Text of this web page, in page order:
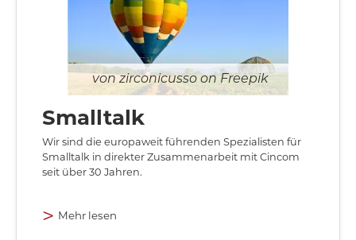
zirconicusso on Freepik
Smalltalk
Wir sind die europaweit führenden Spezialisten für
Smalltalk in direkter Zusammenarbeit mit Cincom
seit über 30 Jahren.
> Mehr lesen